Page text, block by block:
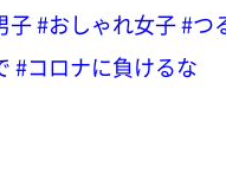
子#おしゃれ女子#つ
#コロナに負けるな